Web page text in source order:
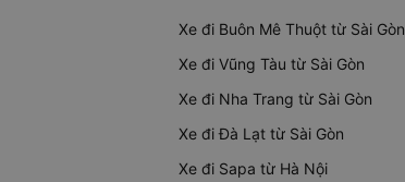
Xe đi Buôn Mê Thuột từ Sài Gòn
Xe đi Vũng Tàu từ Sài Gòn
Xe đi Nha Trang từ Sài Gòn
Xe đi Đà Lạt từ Sài Gòn
Xe đi Sapa từ Hà Nội